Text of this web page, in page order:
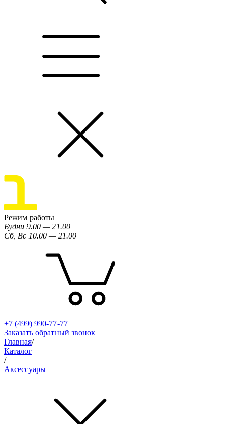
Режим работы
Будни 9.00 — 21.00
Сб, Вс 10.00 — 21.00
+7 (499) 990-77-77
Заказать обратный звонок
Главная/
Каталог
/
Аксессуары